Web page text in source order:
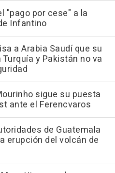
"pago por cese" a la
Infantino
a Arabia Saudí que su
y Pakistán no va
sigue su puesta
ante el Ferencvaros
de Guatemala
erupción del volcán de